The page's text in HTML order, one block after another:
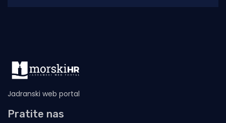
Jadranski web portal
Pratite nas